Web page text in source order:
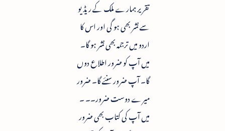
تقریر ہمارے ملک کے ریڈیو
سے نشر بھی ہو گی اور اس کا
اردو میں ترجمہ بھی نشر ہو گا۔
میں آپ کو ضرور اطلاع دوں
گا۔ آپ ضرور سنئے گا۔ ضرور
میرے دوست ضرور۔۔ ۔
میں آپ کی کتاب بھی ضرور